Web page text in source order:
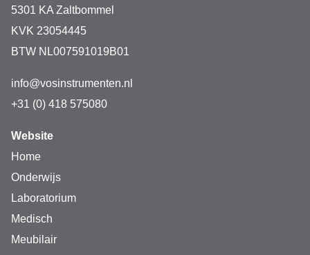
5301 KA Zaltbommel
KVK 23054445
BTW NL007591019B01
info@vosinstrumenten.nl
+31 (0) 418 575080
Website
Home
Onderwijs
Laboratorium
Medisch
Meubilair